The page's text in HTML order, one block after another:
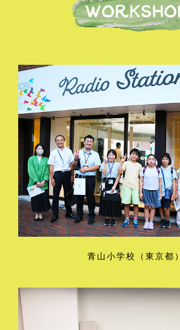
青山小学校（東京都）